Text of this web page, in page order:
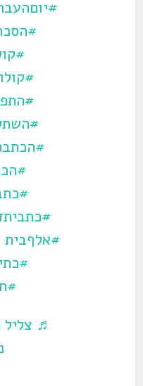
#אלףבית
♬ צליל